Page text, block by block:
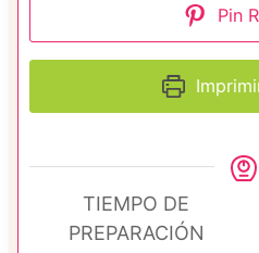
Pin
TIEMPO DE
PREPARACIÓN